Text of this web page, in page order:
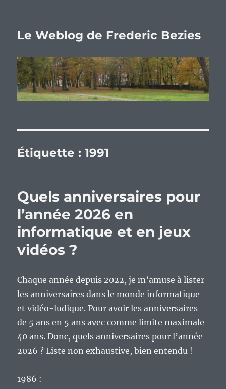
Le Weblog de Frederic Bezies
Étiquette :1991
Quels anniversaires pour
l’année 2026 en
informatique et en jeux
vidéos ?
Chaque année depuis 2022, je m’amuse à lister
les anniversaires dans le monde informatique
et vidéo-ludique. Pour avoir les anniversaires
de 5 ans en 5 ans avec comme limite maximale
40 ans. Donc, quels anniversaires pour l’année
2026 ? Liste non exhaustive, bien entendu !
1986 :